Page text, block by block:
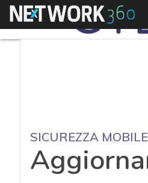
Menu
SICUREZZA MOBILE